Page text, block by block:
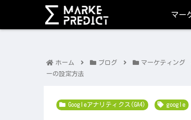
マー
ホーム ブログ マーケティング
ーの設定方法
Googleアナリティクス(GA4) google